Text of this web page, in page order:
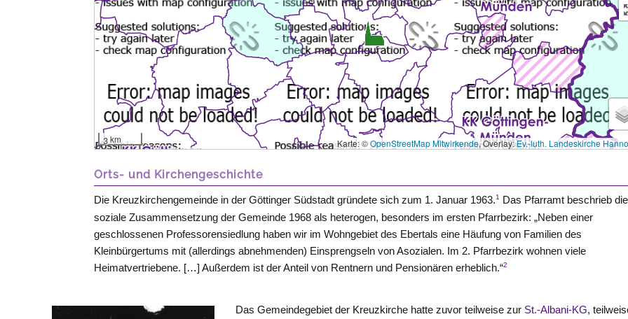
3 km Karte: ©OpenStreetMap Mitwirkende, Overlay:Ev.-luth. Landeskirche
Orts- und Kirchengeschichte
Die Kreuzkirchengemeinde in der Göttinger Südstadt gründete sich zum 1. Januar 1963.1
Das Pfarramt beschrieb die
soziale Zusammensetzung der Gemeinde 1968 als heterogen, besonders im ersten Pfarrbezirk: „Neben einer
geschlossenen Professorensiedlung haben wir im Wohngebiet des Ebertals eine Häufung von Familien des
Kleinbürgertums mit (allerdings abnehmenden) Einsprengseln von Asozialen. Im 2. Pfarrbezirk wohnen viele
Heimatvertriebene. […] Außerdem ist der Anteil von Rentnern und Pensionären erheblich.“2
Das Gemeindegebiet der Kreuzkirche hatte zuvor teilweise zur St.-Albani-KG,